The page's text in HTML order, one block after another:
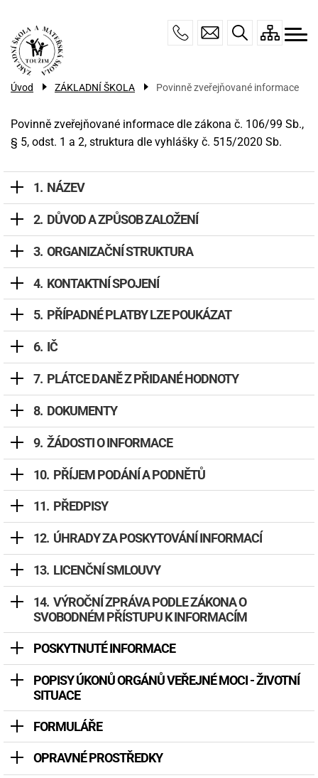
hlavnímu
obsahu
navigace
TŘÍDA ZŠS
ŠKOLNÍ DRUŽINA
ÚŘEDNÍ DESKA
Úvod ZÁKLADNÍ ŠKOLA Povinně zveřejňované informace
Povinně zveřejňované informace dle zákona č. 106/99 Sb.,
§ 5, odst. 1 a 2, struktura dle vyhlášky č. 515/2020 Sb.
NÁZEV
DŮVOD A ZPŮSOB ZALOŽENÍ
ORGANIZAČNÍ STRUKTURA
KONTAKTNÍ SPOJENÍ
PŘÍPADNÉ PLATBY LZE POUKÁZAT
IČ
PLÁTCE DANĚ Z PŘIDANÉ HODNOTY
DOKUMENTY
ŽÁDOSTI O INFORMACE
PŘÍJEM PODÁNÍ A PODNĚTŮ
PŘEDPISY
ÚHRADY ZA POSKYTOVÁNÍ INFORMACÍ
LICENČNÍ SMLOUVY
VÝROČNÍ ZPRÁVA PODLE ZÁKONA O
SVOBODNÉM PŘÍSTUPU K INFORMACÍM
POSKYTNUTÉ INFORMACE
POPISY ÚKONŮ ORGÁNŮ VEŘEJNÉ MOCI - ŽIVOTNÍ
SITUACE
FORMULÁŘE
OPRAVNÉ PROSTŘEDKY